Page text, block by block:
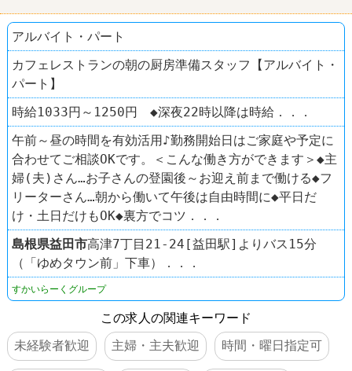
アルバイト・パート
カフェレストランの朝の厨房準備スタッフ【アルバイト・
パート】
時給1033円～1250円 ◆深夜22時以降は時給．．．
午前～昼の時間を有効活用♪勤務開始日はご家庭や予定に
合わせてご相談OKです。＜こんな働き方ができます＞◆主
婦(夫)さん…お子さんの登園後～お迎え前まで働ける◆フ
リーターさん…朝から働いて午後は自由時間に◆平日だ
け・土日だけもOK◆裏方でコツ．．．
島根県益田市高津7丁目21-24[益田駅]よりバス15分
（「ゆめタウン前」下車）．．．
すかいらーくグループ
この求人の関連キーワード
未経験者歓迎
主婦・主夫歓迎 時間・曜日指定可